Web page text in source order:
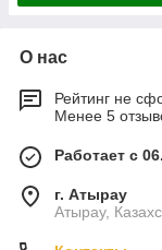
О нас
Рейтинг не
Менее 5
Работает с
г. Атырау
Атырау,